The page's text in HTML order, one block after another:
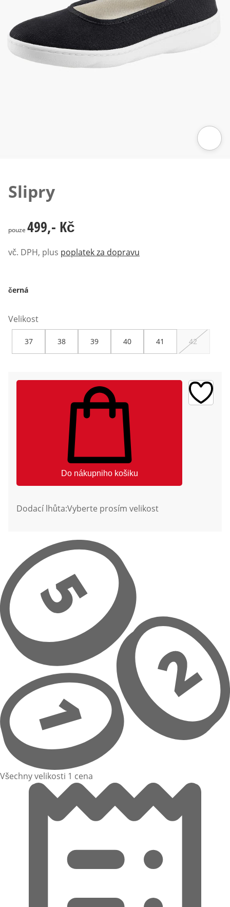
Slipry
499,- Kč
pouze 499,- Kč
vč. DPH, plus poplatek za dopravu
černá
Velikost
37 38 39 40 41 42
Do nákupniho košiku
Dodací lhůta:Vyberte prosím velikost
Všechny velikosti 1 cena